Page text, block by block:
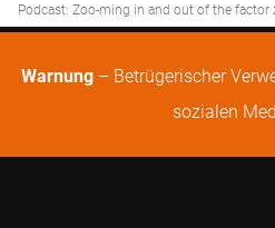
Podcast: Zoo-ming in and out of the factor
Warnung – Betrügerischer
sozialen